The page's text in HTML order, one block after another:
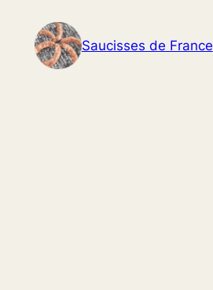
contenu
Saucisses de France